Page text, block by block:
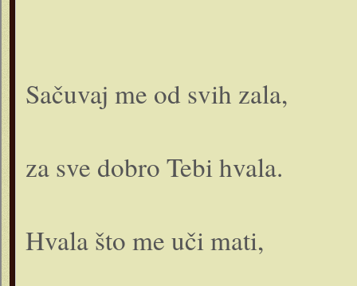
Sačuvaj me od svih zala,
za sve dobro Tebi hvala.
Hvala što me uči mati,